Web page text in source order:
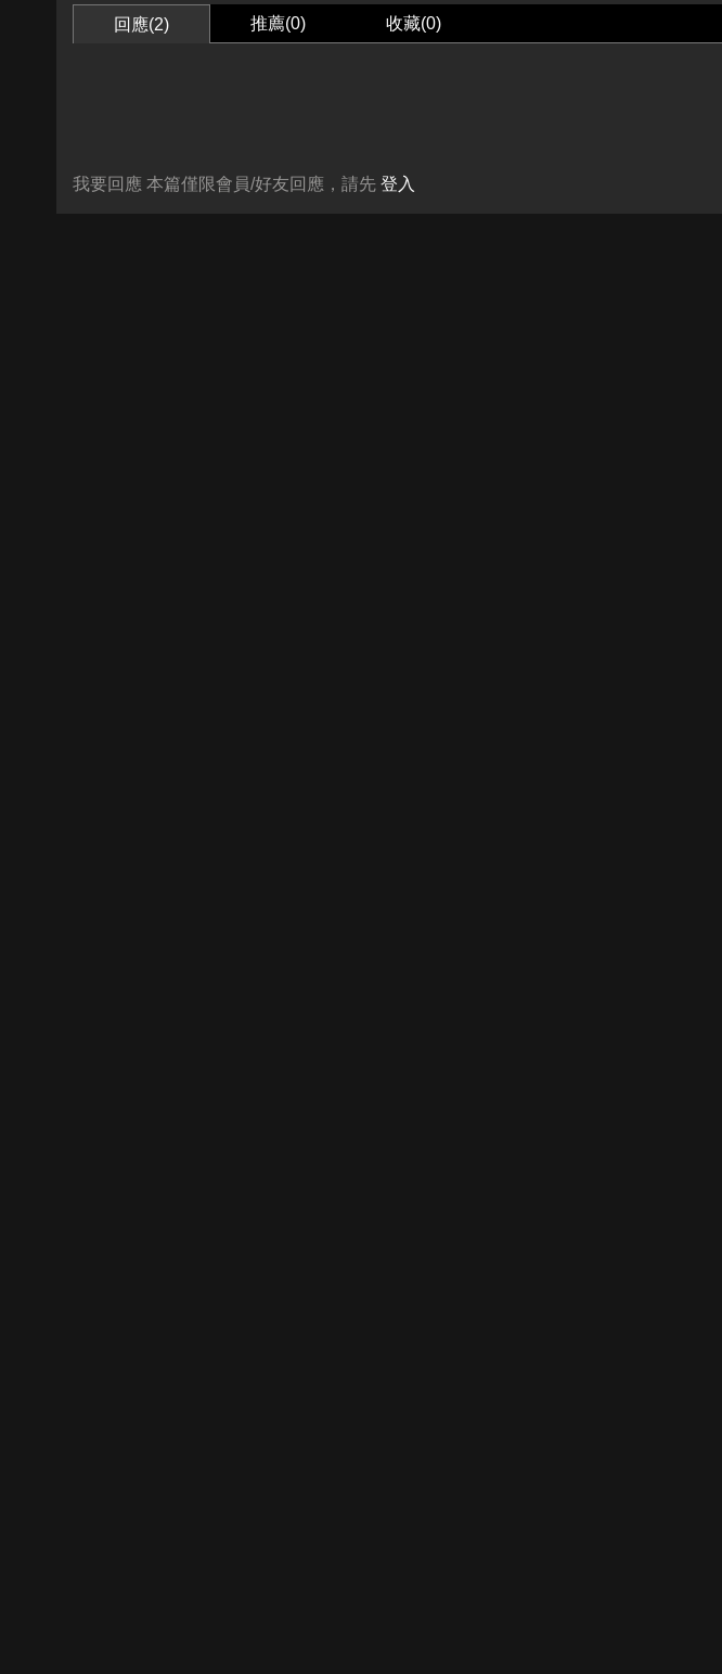
回應(2) 推薦(0) 收藏(0)
我要回應 本篇僅限會員/好友回應，請先 登入